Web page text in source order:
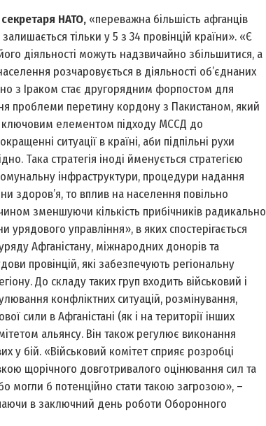
НАТО, «переважна більшість афганців
тільки у 5 з 34 провінцій країни». «Є
діяльності можуть надзвичайно збільшитися, а
розчаровується в діяльності об’єднаних
з Іраком стає другорядним форпостом для
проблеми перетину кордону з Пакистаном, який
ключовим елементом підходу МССД до
ситуації в країні, аби підпільні рухи
Така стратегія іноді йменується стратегією
інфраструктури, процедури надання
здоров’я, то вплив на населення повільно
зменшуючи кількість прибічників радикально
управління», в яких спостерігається
Афганістану, міжнародних донорів та
провінцій, які забезпечують регіональну
До складу таких груп входить військовий і
конфліктних ситуацій, розмінування,
сили в Афганістані (як і на території інших
альянсу. Він також регулює виконання
у бій. «Військовий комітет сприяє розробці
щорічного довготривалого оцінювання сил та
могли б потенційно стати такою загрозою», –
в заключний день роботи Оборонного